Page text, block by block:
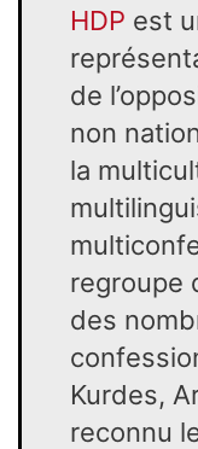
HDP est
de
non
la
regroupe
des
Kurdes,
reconnu